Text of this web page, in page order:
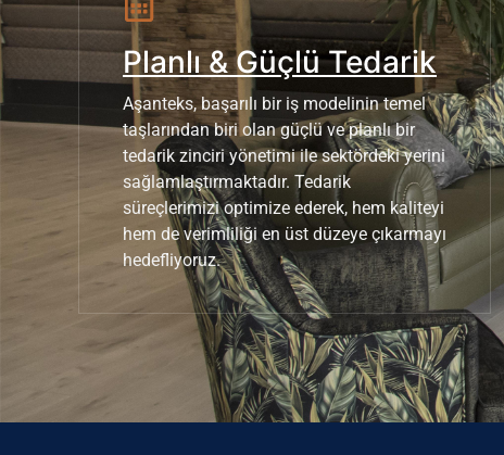
Planlı & Güçlü Tedarik
Aşanteks, başarılı bir iş modelinin temel
taşlarından biri olan güçlü ve planlı bir
tedarik zinciri yönetimi ile sektördeki yerini
sağlamlaştırmaktadır. Tedarik
süreçlerimizi optimize ederek, hem kaliteyi
hem de verimliliği en üst düzeye çıkarmayı
hedefliyoruz.